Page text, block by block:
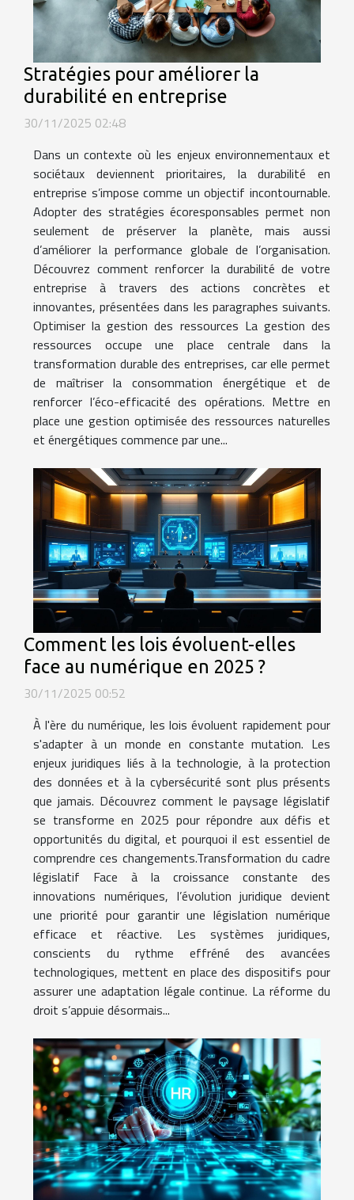
Stratégies pour améliorer la
durabilité en entreprise
30/11/2025 02:48
Dans un contexte où les enjeux environnementaux et
sociétaux deviennent prioritaires, la durabilité en
entreprise s’impose comme un objectif incontournable.
Adopter des stratégies écoresponsables permet non
seulement de préserver la planète, mais aussi
d’améliorer la performance globale de l’organisation.
Découvrez comment renforcer la durabilité de votre
entreprise à travers des actions concrètes et
innovantes, présentées dans les paragraphes suivants.
Optimiser la gestion des ressources La gestion des
ressources occupe une place centrale dans la
transformation durable des entreprises, car elle permet
de maîtriser la consommation énergétique et de
renforcer l’éco-efficacité des opérations. Mettre en
place une gestion optimisée des ressources naturelles
et énergétiques commence par une...
Comment les lois évoluent-elles
face au numérique en 2025 ?
30/11/2025 00:52
À l'ère du numérique, les lois évoluent rapidement pour
s'adapter à un monde en constante mutation. Les
enjeux juridiques liés à la technologie, à la protection
des données et à la cybersécurité sont plus présents
que jamais. Découvrez comment le paysage législatif
se transforme en 2025 pour répondre aux défis et
opportunités du digital, et pourquoi il est essentiel de
comprendre ces changements.Transformation du cadre
législatif Face à la croissance constante des
innovations numériques, l’évolution juridique devient
une priorité pour garantir une législation numérique
efficace et réactive. Les systèmes juridiques,
conscients du rythme effréné des avancées
technologiques, mettent en place des dispositifs pour
assurer une adaptation légale continue. La réforme du
droit s’appuie désormais...